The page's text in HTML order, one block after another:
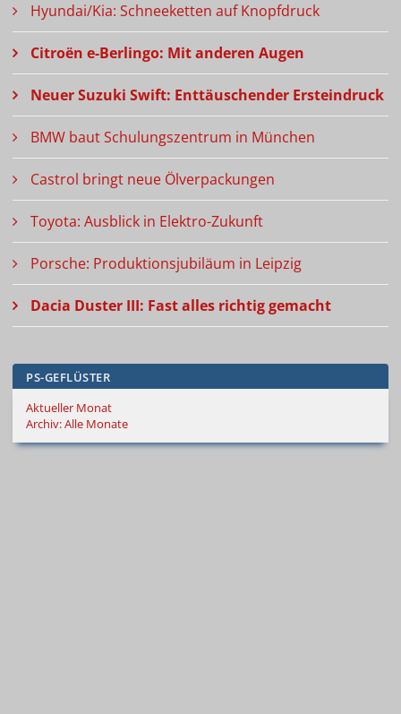
Hyundai/Kia: Schneeketten auf Knopfdruck
Citroën e-Berlingo: Mit anderen Augen
Neuer Suzuki Swift: Enttäuschender Ersteindruck
BMW baut Schulungszentrum in München
Castrol bringt neue Ölverpackungen
Toyota: Ausblick in Elektro-Zukunft
Porsche: Produktionsjubiläum in Leipzig
Dacia Duster III: Fast alles richtig gemacht
PS-GEFLÜSTER
Aktueller Monat
Archiv: Alle Monate